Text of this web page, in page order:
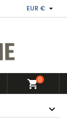
EUR € 
shopping_cart0